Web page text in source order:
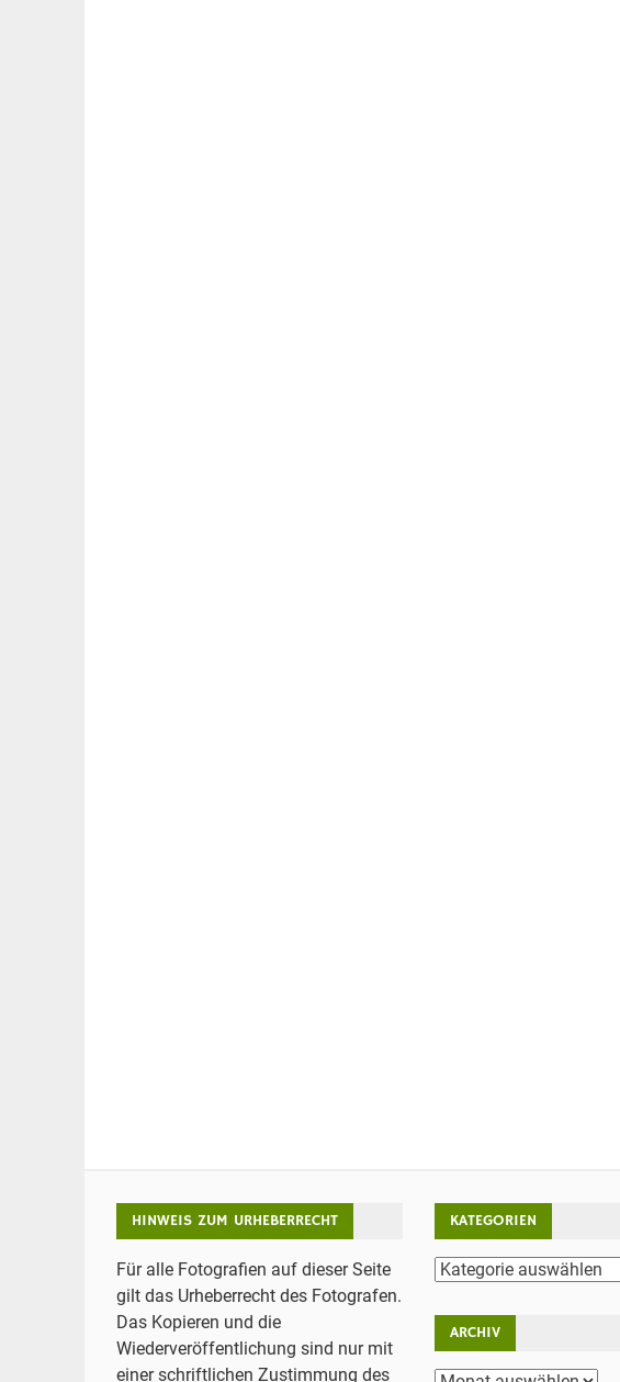
HINWEIS ZUM URHEBERRECHT
Für alle Fotografien auf dieser Seite
gilt das Urheberrecht des Fotografen.
Das Kopieren und die
Wiederveröffentlichung sind nur mit
einer schriftlichen Zustimmung des
KATEGORIEN
Kategorien
ARCHIV